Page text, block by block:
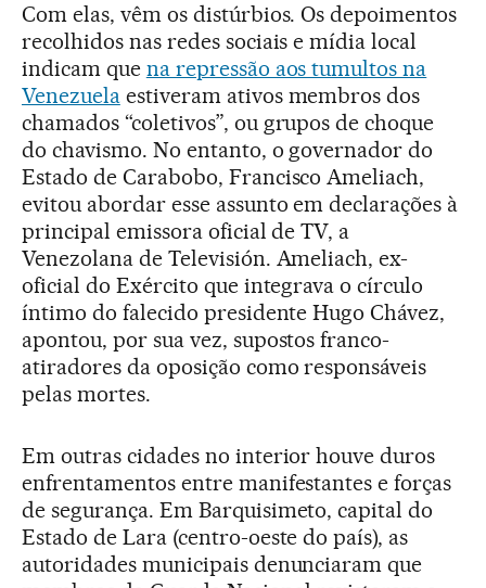
Com elas, vêm os distúrbios. Os depoimentos
recolhidos nas redes sociais e mídia local
indicam que na repressão aos tumultos na
Venezuelaestiveram ativos membros dos
chamados “coletivos”, ou grupos de choque
do chavismo. No entanto, o governador do
Estado de Carabobo, Francisco Ameliach,
evitou abordar esse assunto em declarações à
principal emissora oficial de TV, a
Venezolana de Televisión. Ameliach, ex-
oficial do Exército que integrava o círculo
íntimo do falecido presidente Hugo Chávez,
apontou, por sua vez, supostos franco-
atiradores da oposição como responsáveis
pelas mortes.
Em outras cidades no interior houve duros
enfrentamentos entre manifestantes e forças
de segurança. Em Barquisimeto, capital do
Estado de Lara (centro-oeste do país), as
autoridades municipais denunciaram que